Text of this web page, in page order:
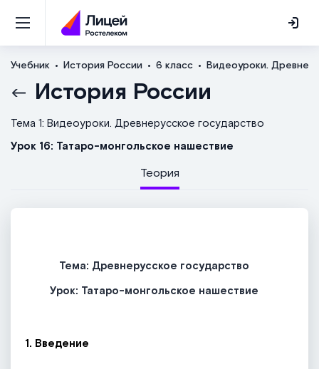
Учебник История России 6 класс Видеоуроки.
История России
Тема 1: Видеоуроки. Древнерусское государство
Урок 16: Татаро-монгольское нашествие
Теория
Тема: Древнерусское государство
Урок: Татаро-монгольское нашествие
1. Введение